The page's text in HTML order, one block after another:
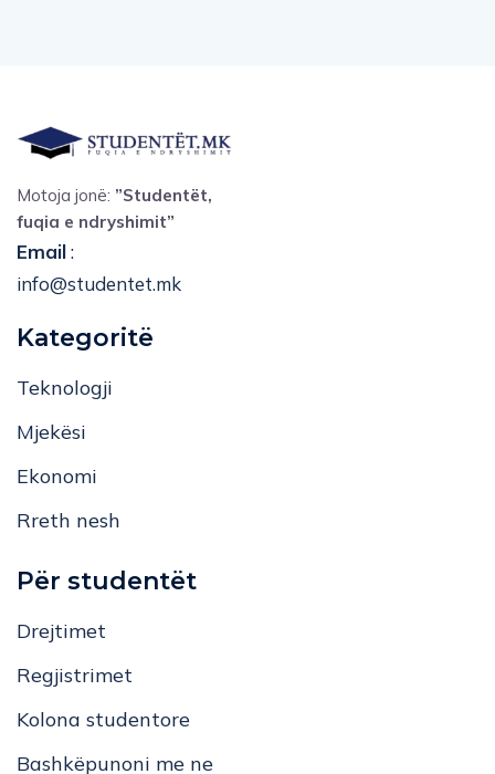
Motoja jonë: ”Studentët,
fuqia e ndryshimit”
Email:
info@studentet.mk
Kategoritë
Teknologji
Mjekësi
Ekonomi
Rreth nesh
Për studentët
Drejtimet
Regjistrimet
Kolona studentore
Bashkëpunoni me ne